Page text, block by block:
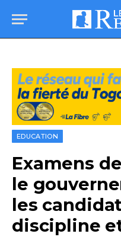
EDUCATION
Examens
le
les
discipline